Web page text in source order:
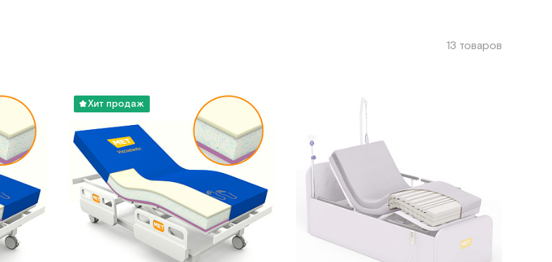
13 товаров
Хит продаж